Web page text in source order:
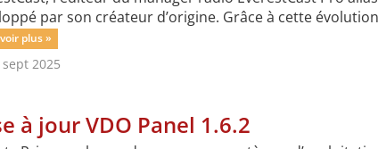
par son créateur d’origine. Grâce à cette
plus »
2025
à jour VDO Panel 1.6.2